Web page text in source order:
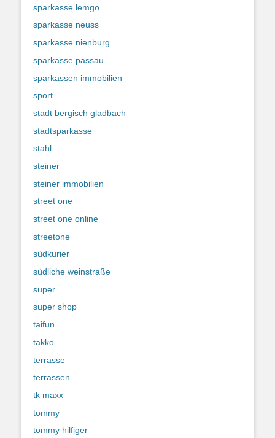
sparkasse lemgo
sparkasse neuss
sparkasse nienburg
sparkasse passau
sparkassen immobilien
sport
stadt bergisch gladbach
stadtsparkasse
stahl
steiner
steiner immobilien
street one
street one online
streetone
südkurier
südliche weinstraße
super
super shop
taifun
takko
terrasse
terrassen
tk maxx
tommy
tommy hilfiger